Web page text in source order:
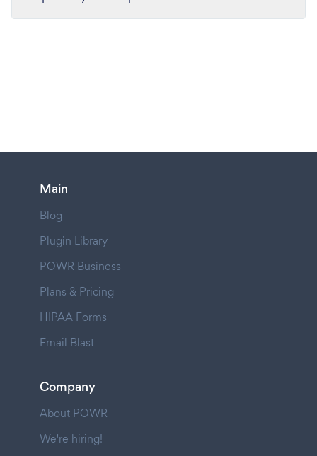
Main
Blog
Plugin Library
POWR Business
Plans & Pricing
HIPAA Forms
Email Blast
Company
About POWR
We're hiring!